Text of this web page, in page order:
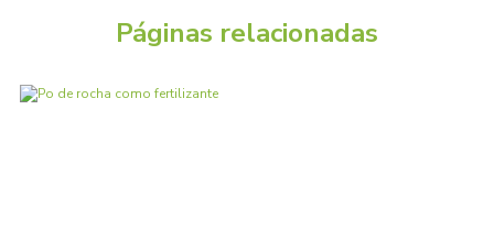
Páginas relacionadas